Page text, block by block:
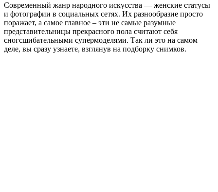
Современный жанр народного искусства — женские статусы
и фотографии в социальных сетях. Их разнообразие просто
поражает, а самое главное – эти не самые разумные
представительницы прекрасного пола считают себя
сногсшибательными супермоделями. Так ли это на самом
деле, вы сразу узнаете, взглянув на подборку снимков.